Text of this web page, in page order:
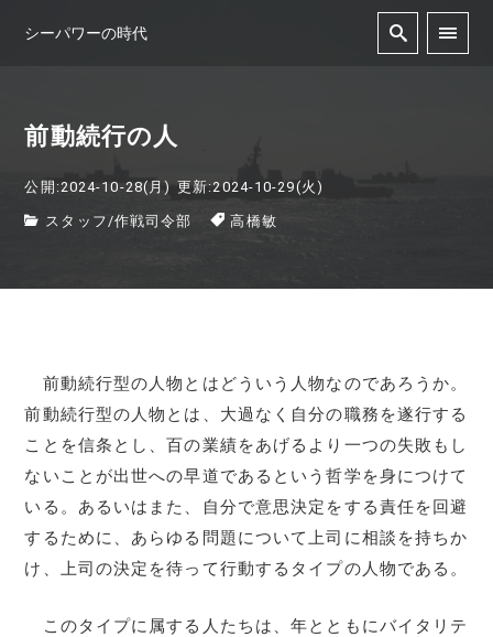
シーパワーの時代
前動続行の人
公開:2024-10-28(月) 更新:2024-10-29(火)
スタッフ /作戦司令部 高橋敏
前動続行型の人物とはどういう人物なのであろうか。
前動続行型の人物とは、大過なく自分の職務を遂行する
ことを信条とし、百の業績をあげるより一つの失敗もし
ないことが出世への早道であるという哲学を身につけて
いる。あるいはまた、自分で意思決定をする責任を回避
するために、あらゆる問題について上司に相談を持ちか
け、上司の決定を待って行動するタイプの人物である。
このタイプに属する人たちは、年とともにバイタリテ